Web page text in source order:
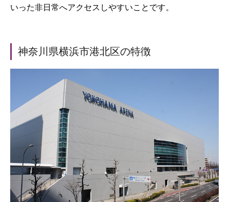
いった非日常へアクセスしやすいことです。
神奈川県横浜市港北区の特徴